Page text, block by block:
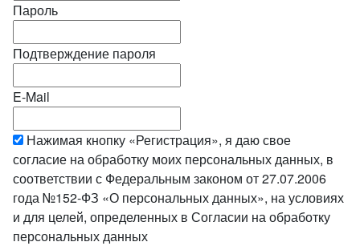
Пароль
Подтверждение пароля
E-Mail
Нажимая кнопку «Регистрация», я даю свое
согласие на обработку моих персональных данных, в
соответствии с Федеральным законом от 27.07.2006
года №152-ФЗ «О персональных данных», на условиях
и для целей, определенных в Согласии на обработку
персональных данных